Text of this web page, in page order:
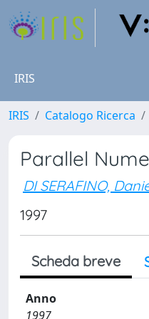
IRIS
IRIS Catalogo Ricerca
Parallel
DI SERAFINO,
1997
Scheda breve
Anno
1997